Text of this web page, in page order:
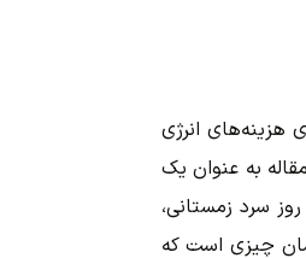
هزینه‌های انرژی
به عنوان یک
سرد زمستانی،
چیزی است که